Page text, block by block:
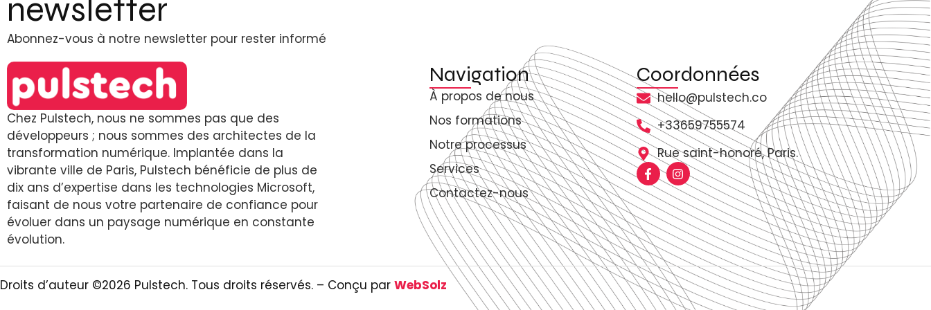
Droits d’auteur ©2026 Pulstech. Tous droits réservés. – Conçu par WebSolz
Chez Pulstech, nous ne sommes pas que des
développeurs ; nous sommes des architectes de la
transformation numérique. Implantée dans la
vibrante ville de Paris, Pulstech bénéficie de plus de
dix ans d’expertise dans les technologies Microsoft,
faisant de nous votre partenaire de confiance pour
évoluer dans un paysage numérique en constante
évolution.
Navigation
À propos de nous
Nos formations
Notre processus
Services
Contactez-nous
Coordonnées
hello@pulstech.co
+33659755574
Rue saint-honoré, Paris.
newsletter
Abonnez-vous à notre newsletter pour rester informé